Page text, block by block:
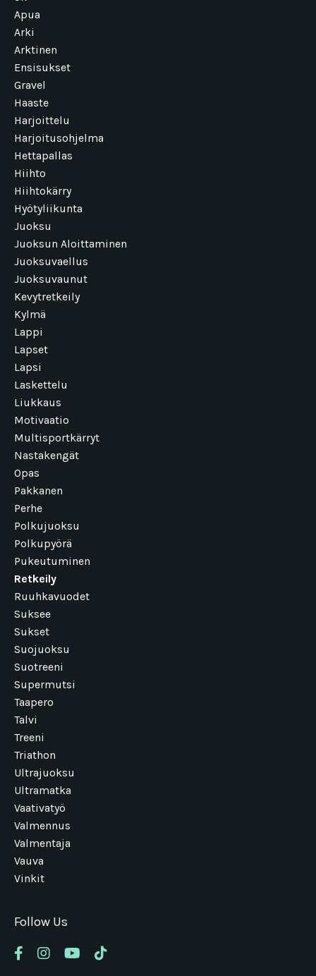
Apua
Arki
Arktinen
Ensisukset
Gravel
Haaste
Harjoittelu
Harjoitusohjelma
Hettapallas
Hiihto
Hiihtokärry
Hyötyliikunta
Juoksu
Juoksun Aloittaminen
Juoksuvaellus
Juoksuvaunut
Kevytretkeily
Kylmä
Lappi
Lapset
Lapsi
Laskettelu
Liukkaus
Motivaatio
Multisportkärryt
Nastakengät
Opas
Pakkanen
Perhe
Polkujuoksu
Polkupyörä
Pukeutuminen
Retkeily
Ruuhkavuodet
Suksee
Sukset
Suojuoksu
Suotreeni
Supermutsi
Taapero
Talvi
Treeni
Triathon
Ultrajuoksu
Ultramatka
Vaativatyö
Valmennus
Valmentaja
Vauva
Vinkit
Follow Us